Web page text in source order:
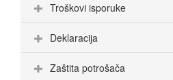
Troškovi isporuke
Deklaracija
Zaštita potrošača